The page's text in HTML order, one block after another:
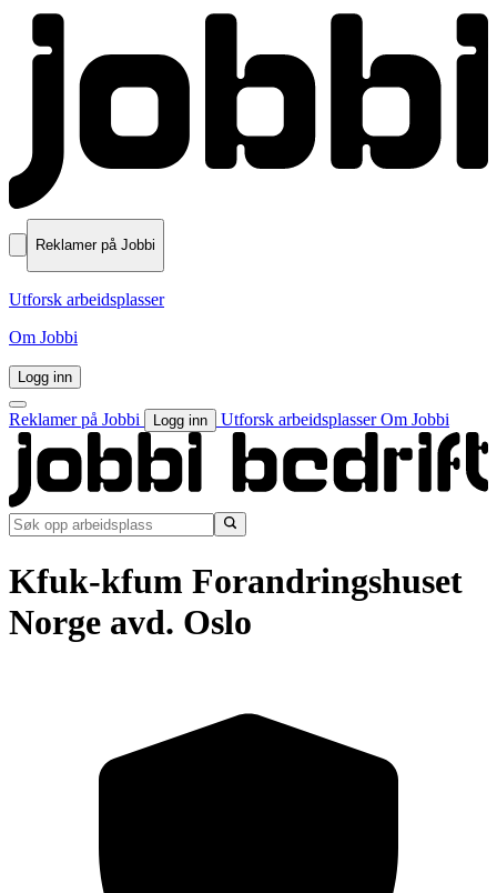
Reklamer på Jobbi
Utforsk arbeidsplasser
Om Jobbi
Logg inn
Reklamer på Jobbi Logg inn Utforsk arbeidsplasserOm Jobbi
Kfuk-kfum Forandringshuset
Norge avd. Oslo